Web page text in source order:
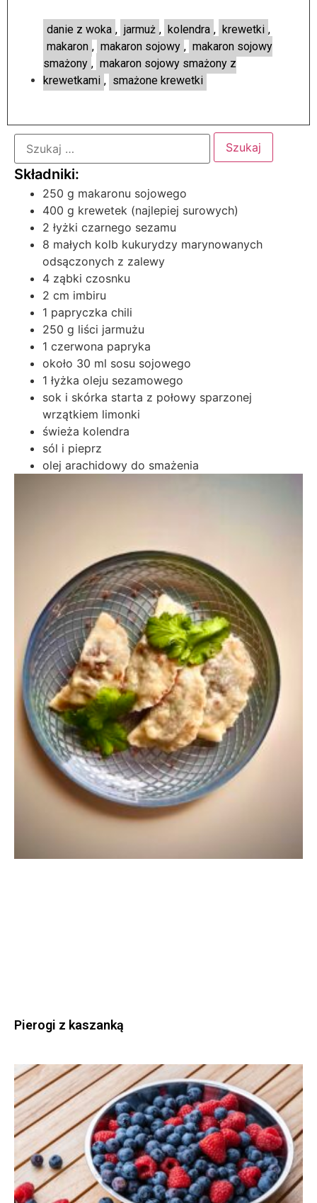
danie z woka , jarmuż , kolendra , krewetki ,
makaron , makaron sojowy , makaron sojowy
smażony , makaron sojowy smażony z
krewetkami , smażone krewetki
250 g makaronu sojowego
400 g krewetek (najlepiej surowych)
2 łyżki czarnego sezamu
8 małych kolb kukurydzy marynowanych
odsączonych z zalewy
4 ząbki czosnku
2 cm imbiru
1 papryczka chili
250 g liści jarmużu
1 czerwona papryka
około 30 ml sosu sojowego
1 łyżka oleju sezamowego
sok i skórka starta z połowy sparzonej
wrzątkiem limonki
świeża kolendra
sól i pieprz
olej arachidowy do smażenia
Pierogi z kaszanką